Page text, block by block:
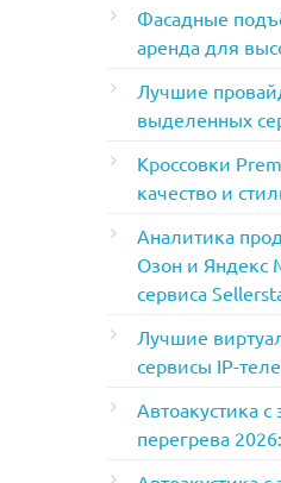
Фасадные
аренда для
Лучшие
выделенных
Кроссовки
качество и
Аналитика
Озон и Яндекс
сервиса
Лучшие
сервисы IP-
Автоакустика
перегрева